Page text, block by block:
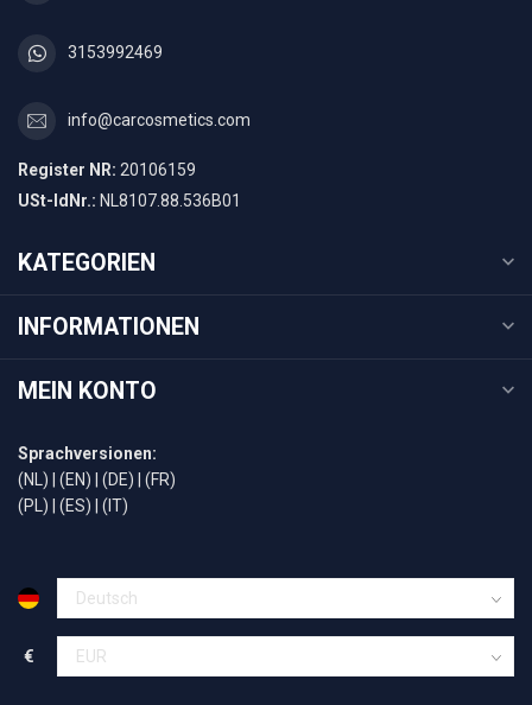
3153992469
info@carcosmetics.com
Register NR: 20106159
USt-IdNr.: NL8107.88.536B01
KATEGORIEN
INFORMATIONEN
MEIN KONTO
Sprachversionen:
(NL)
(EN) (DE)
(FR)
(PL)
(ES) (IT)
€